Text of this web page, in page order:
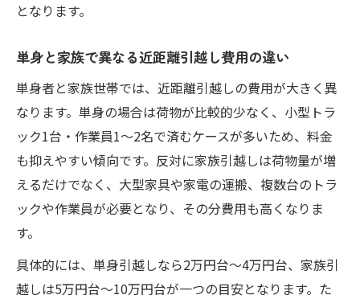
となります。
単身と家族で異なる近距離引越し費用の違い
単身者と家族世帯では、近距離引越しの費用が大きく異
なります。単身の場合は荷物が比較的少なく、小型トラ
ック1台・作業員1～2名で済むケースが多いため、料金
も抑えやすい傾向です。反対に家族引越しは荷物量が増
えるだけでなく、大型家具や家電の運搬、複数台のトラ
ックや作業員が必要となり、その分費用も高くなりま
す。
具体的には、単身引越しなら2万円台～4万円台、家族引
越しは5万円台～10万円台が一つの目安となります。た